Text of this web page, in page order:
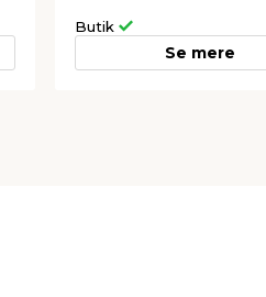
Butik
Se mere